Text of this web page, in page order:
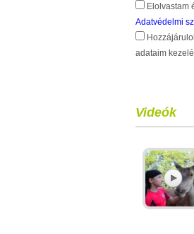
Elolvastam
Adatvédelmi
adataim
Videók